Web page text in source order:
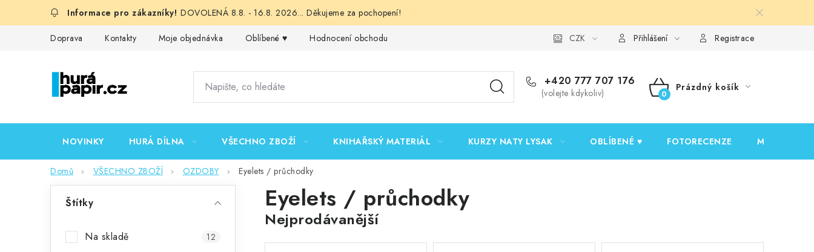
DOVOLENÁ 8.8. - 16.8. 2026... Děkujeme za pochopení!
Doprava Kontakty Moje objednávka Oblíbené ♥️ Hodnocení obchodu Podmínky ochrany osobních údajů Ověřování recenzí
CZK Přihlášení Registrace
+420 777 707 176
(volejte kdykoliv)
NÁKUPNÍ
Prázdný košík
NOVINKY HURÁ DÍLNA VŠECHNO ZBOŽÍ KNIHAŘSKÝ MATERIÁL KURZY NATY LYSAK OBLÍBENÉ ♥️ FOTORECENZE MOJE
Domů VŠECHNO ZBOŽÍ OZDOBY Eyelets / průchodky
Štítky
Na skladě 12
Eyelets / průchodky
Nejprodávanější